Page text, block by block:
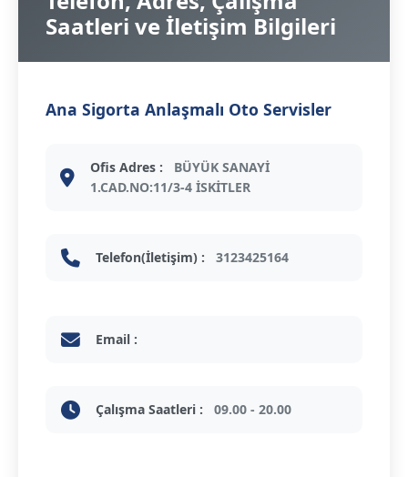
Saatleri ve İletişim Bilgileri
Ana Sigorta Anlaşmalı Oto Servisler
Ofis Adres :
BÜYÜK SANAYİ
1.CAD.NO:11/3-4 İSKİTLER
Telefon(İletişim) : 3123425164
Email :
Çalışma Saatleri : 09.00 - 20.00